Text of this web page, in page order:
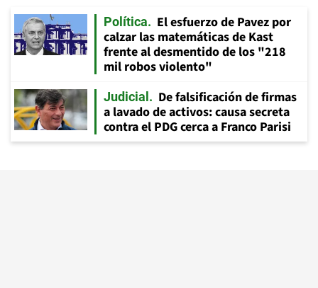
Política
El esfuerzo de Pavez por
calzar las matemáticas de Kast
frente al desmentido de los "218
mil robos violento"
Judicial
De falsificación de firmas
a lavado de activos: causa secreta
contra el PDG cerca a Franco Parisi